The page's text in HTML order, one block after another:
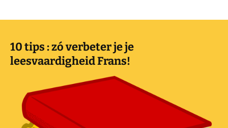
10 tips : zó verbeter je je
leesvaardigheid Frans!